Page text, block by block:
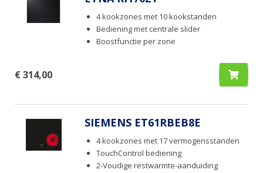
4 kookzones met 10 kookstanden
Bediening met centrale slider
Boostfunctie per zone
€ 314,00
SIEMENS ET61RBEB8E
4 kookzones met 17 vermogensstanden
TouchControl bediening
2-Voudige restwarmte-aanduiding